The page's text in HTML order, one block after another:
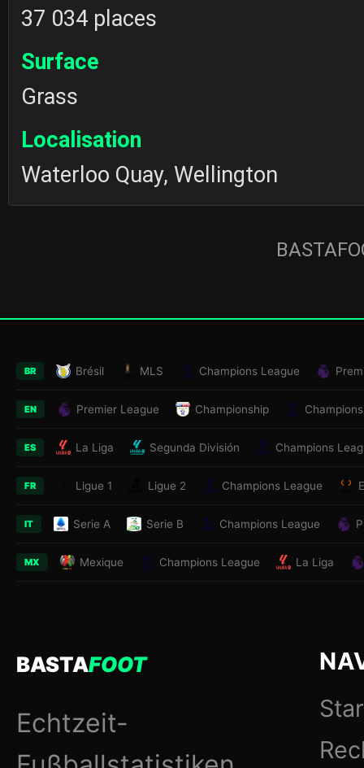
37 034 places
Surface
Grass
Localisation
Waterloo Quay, Wellington
BR Brésil MLS Champions League
EN Premier League Championship
ES La Liga Segunda División Champions
FR Ligue 1 Ligue 2 Champions League
IT Serie A Serie B Champions League
MX Mexique Champions League La Liga
BASTAFOOT
Echtzeit-